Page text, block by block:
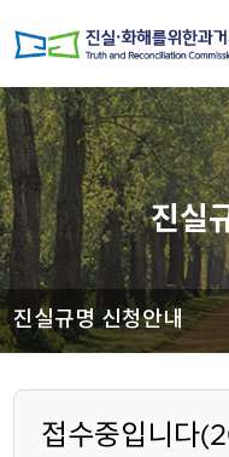
진실
진실규명 신청안내
접수중입니다